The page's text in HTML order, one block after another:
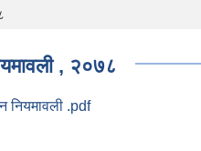
, २०७८
नियमावली .pdf